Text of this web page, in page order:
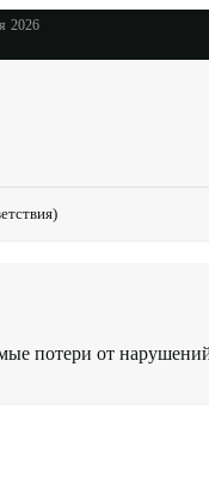
2026
потери от